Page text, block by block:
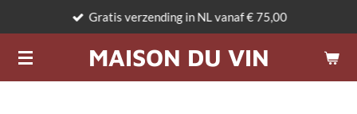
naar
de
MAISON DU VIN
Gratis verzending in NL vanaf € 75,00